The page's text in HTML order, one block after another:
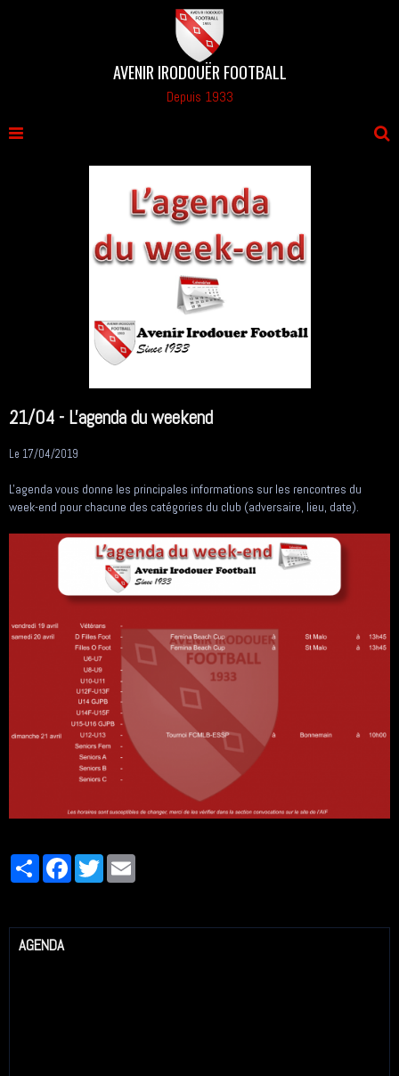
AVENIR IRODOUËR FOOTBALL
Depuis 1933
21/04 - L'agenda du weekend
Le 17/04/2019
L'agenda vous donne les principales informations sur les rencontres du
week-end pour chacune des catégories du club (adversaire, lieu, date).
PartagerFacebookTwitter
AGENDA